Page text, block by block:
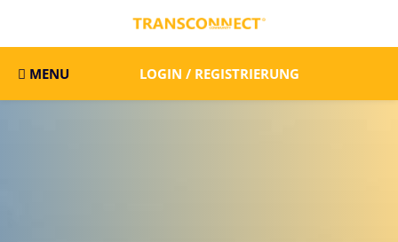
MENU LOGIN / REGISTRIERUNG